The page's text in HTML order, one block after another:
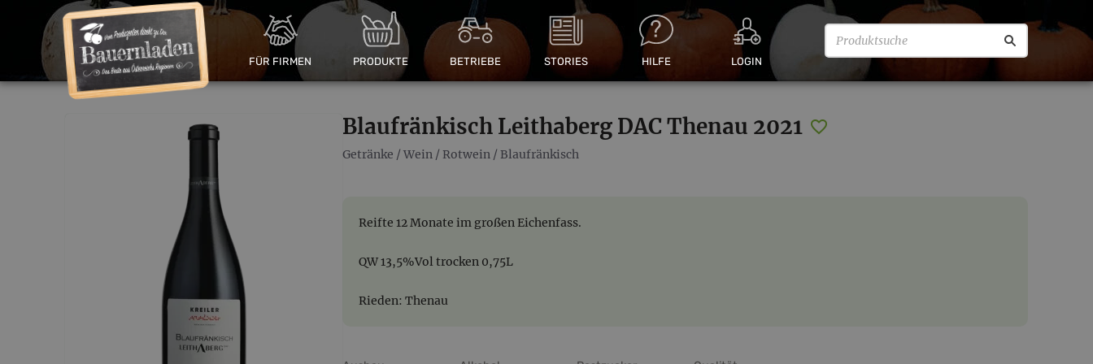
FÜR FIRMEN PRODUKTE BETRIEBE STORIES HILFE LOGIN
Blaufränkisch Leithaberg DAC Thenau 2021
Getränke /Wein / Rotwein /Blaufränkisch
Reifte 12 Monate im großen Eichenfass.
QW 13,5%Vol trocken 0,75L
Rieden: Thenau